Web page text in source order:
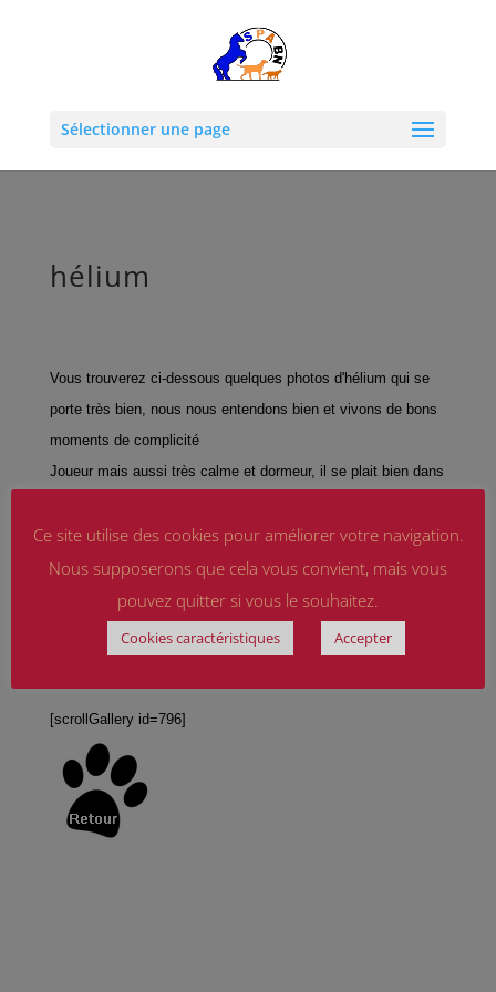
Sélectionner une page
hélium
Vous trouverez ci-dessous quelques photos d'hélium qui se
porte très bien, nous nous entendons bien et vivons de bons
moments de complicité
Joueur mais aussi très calme et dormeur, il se plait bien dans
fenêtre et se mettre
sur le rebord.
Bonne fin de journée,
Margot & Helium
[scrollGallery id=796]
Ce site utilise des cookies pour améliorer votre navigation.
Nous supposerons que cela vous convient, mais vous
pouvez quitter si vous le souhaitez.
Cookies caractéristiques Accepter